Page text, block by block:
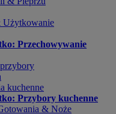
Użytkowanie
Przechowywanie
kuchenne
Przybory kuchenne
& Noże